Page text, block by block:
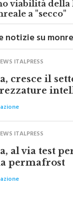
viabilità
a "secco"
notizie su
ITALPRESS
cresce il
ITALPRESS
al via test
permafrost